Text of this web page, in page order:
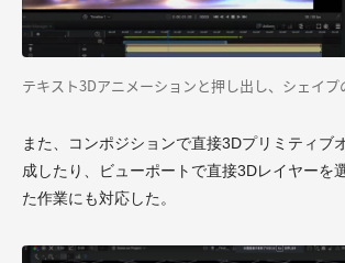
テキスト3Dアニメーションと押し出し、シェイプ
また、コンポジションで直接3Dプリミティブ
成したり、ビューポートで直接3Dレイヤーを
た作業にも対応した。